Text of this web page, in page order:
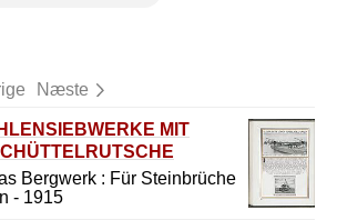
Næste
MIT
Bergwerk : Für Steinbrüche
- 1915